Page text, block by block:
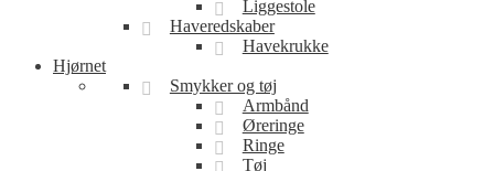
Liggestole
Haveredskaber
Havekrukke
Hjørnet
Smykker og tøj
Armbånd
Øreringe
Ringe
Tøj